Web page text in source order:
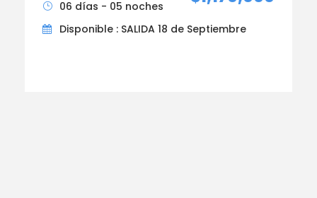
06 días - 05 noches
Disponible : SALIDA 18 de Septiembre